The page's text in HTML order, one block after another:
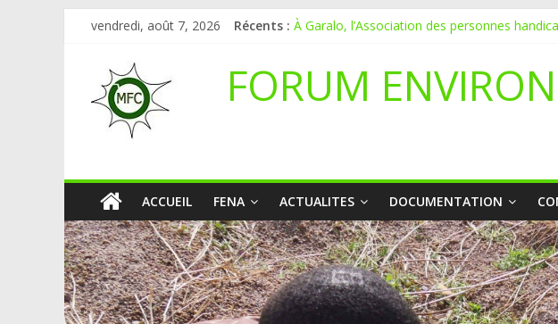
vendredi, août 7, 2026 Récents : À Garalo, l’Association des personnes
Inondations : le Mali déclare l’état de
Mali-Folkecenter Nyetaa initie 20 jeunes à la
FORUM
ACCUEIL FENA ACTUALITES DOCUMENTATION